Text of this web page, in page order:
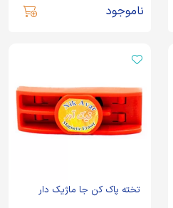
ناموجود
تخته پاک کن جا ماژیک دار